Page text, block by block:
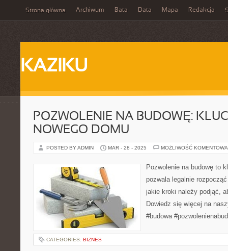
Strona główna Archiwum Bata Data Mapa Redakcja
KAZIKU
POZWOLENIE NA BUDOWĘ:
NOWEGO DOMU
POSTED BY ADMIN MAR - 28 - 2025 MOŻLIWOŚĆ
Pozwolenie na budowę to
pozwala legalnie
jakie kroki należy podjąć,
Dowiedz się więcej na
#budowa
CATEGORIES: BIZNES